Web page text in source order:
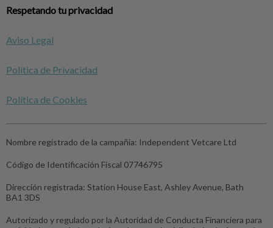
Respetando tu privacidad
Aviso Legal
Política de Privacidad
Política de Cookies
Nombre registrado de la campañia: Independent Vetcare Ltd
Código de Identificación Fiscal 07746795
Dirección registrada: Station House East, Ashley Avenue, Bath
BA1 3DS
Autorizado y regulado por la Autoridad de Conducta Financiera para